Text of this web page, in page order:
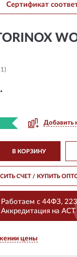
Сертификат
Добавить
В КОРЗИНУ
СЧЕТ / КУПИТЬ
Работаем с 44ФЗ,
Аккредитация на
цены